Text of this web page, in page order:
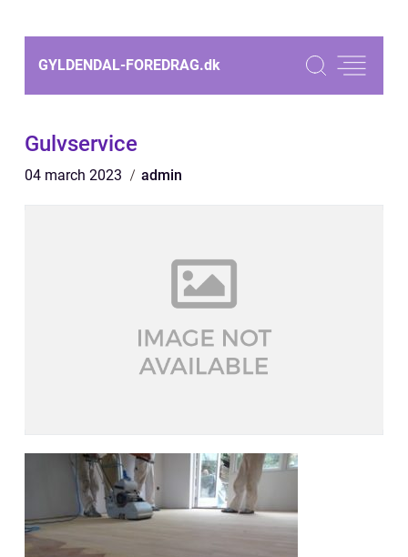
GYLDENDAL-FOREDRAG.dk
Gulvservice
04 march 2023 admin